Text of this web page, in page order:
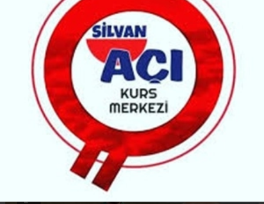
GÜNDEM
(MG) - Malabadi Gazetesi | 06.01.2025 - 17:01, Güncelleme: 06.01.2025 - 17:01
8408+ kez okundu.
Türkiye-İran sınırında sırtından vurularak öldürülen
Vanlı Seyithan Durdu olayında bir komutan
tutuklandı.
ABONE OL